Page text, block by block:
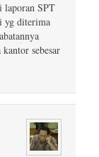
laporan SPT
yg diterima
sebesar